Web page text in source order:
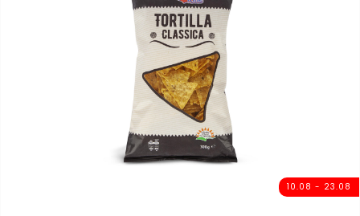
10.08 - 23.08